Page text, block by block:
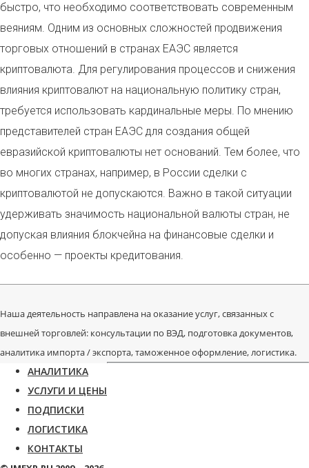
быстро, что необходимо соответствовать современным
веяниям. Одним из основных сложностей продвижения
торговых отношений в странах ЕАЭС является
криптовалюта. Для регулирования процессов и снижения
влияния криптовалют на национальную политику стран,
требуется использовать кардинальные меры. По мнению
представителей стран ЕАЭС для создания общей
евразийской криптовалюты нет оснований. Тем более, что
во многих странах, например, в России сделки с
криптовалютой не допускаются. Важно в такой ситуации
удерживать значимость национальной валюты стран, не
допуская влияния блокчейна на финансовые сделки и
особенно — проекты кредитования.
Наша деятельность направлена на оказание услуг, связанных с
внешней торговлей: консультации по ВЭД, подготовка документов,
аналитика импорта / экспорта, таможенное оформление, логистика.
АНАЛИТИКА
УСЛУГИ И ЦЕНЫ
ПОДПИСКИ
ЛОГИСТИКА
КОНТАКТЫ